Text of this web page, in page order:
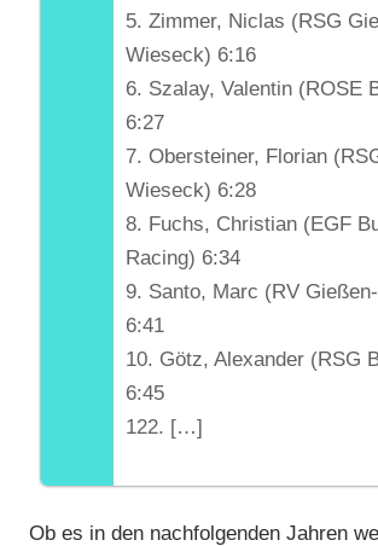
5. Zimmer, Niclas (RSG
Wieseck) 6:16
6. Szalay, Valentin (ROSE
6:27
7. Obersteiner, Florian
Wieseck) 6:28
8. Fuchs, Christian (EGF
Racing) 6:34
9. Santo, Marc (RV
6:41
10. Götz, Alexander (RSG
6:45
122. […]
Ob es in den nachfolgenden Jahren